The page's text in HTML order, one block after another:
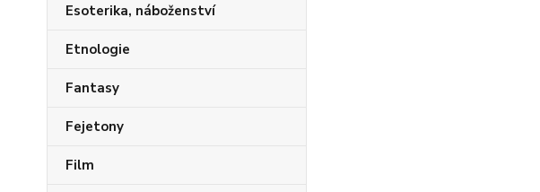
Esoterika, náboženství
Etnologie
Fantasy
Fejetony
Film